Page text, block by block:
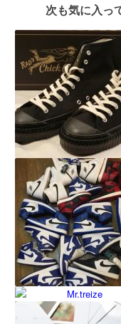
次も気に入っ